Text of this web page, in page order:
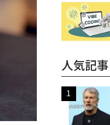
人気記事